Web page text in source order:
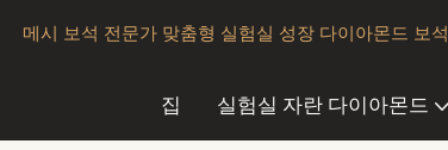
메시 보석 전문가 맞춤형 실험실 성장 다이아몬드 보
집 실험실 자란 다이아몬드